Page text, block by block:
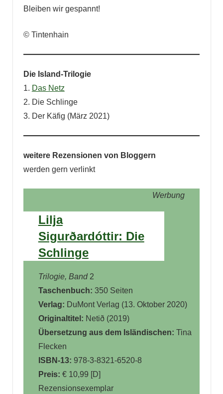
Bleiben wir gespannt!
© Tintenhain
Die Island-Trilogie
1. Das Netz
2. Die Schlinge
3. Der Käfig (März 2021)
weitere Rezensionen von Bloggern
werden gern verlinkt
Werbung
Lilja
Sigurðardóttir: Die
Schlinge
Trilogie, Band 2
Taschenbuch: 350 Seiten
Verlag: DuMont Verlag (13. Oktober 2020)
Originaltitel: Netið (2019)
Übersetzung aus dem Isländischen: Tina
Flecken
ISBN-13: 978-3-8321-6520-8
Preis: € 10,99 [D]
Rezensionsexemplar